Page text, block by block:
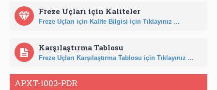
Freze Uçları için Kaliteler
Freze Uçları için Kalite Bilgisi için Tıklayınız ...
Karşılaştırma Tablosu
Freze Uçları Karşılaştırma Tablosu için Tıklayınız ...
APXT-1003-PDR